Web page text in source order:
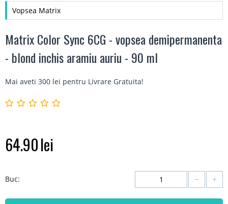
Vopsea Matrix
Matrix Color Sync 6CG - vopsea demipermanenta
- blond inchis aramiu auriu - 90 ml
Mai aveti 300 lei pentru Livrare Gratuita!
64.90lei
Buc: +
−